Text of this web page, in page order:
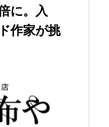
に。入
作家が挑